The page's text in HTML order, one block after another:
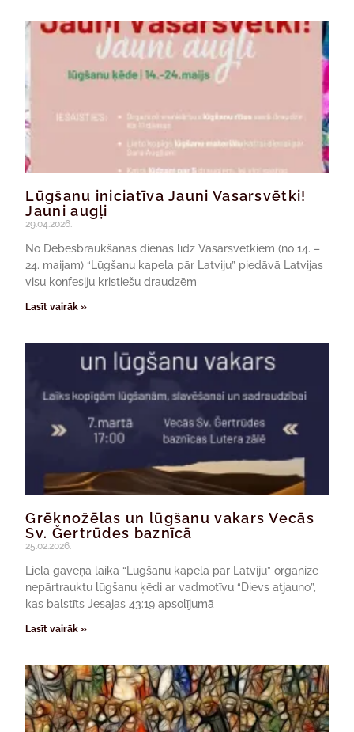
Lūgšanu iniciatīva Jauni Vasarsvētki!
Jauni augļi
29.04.2026.
No Debesbraukšanas dienas līdz Vasarsvētkiem (no 14. –
24. maijam) “Lūgšanu kapela pār Latviju” piedāvā Latvijas
visu konfesiju kristiešu draudzēm
Lasīt vairāk »
Grēknožēlas un lūgšanu vakars Vecās
Sv. Ğertrūdes baznīcā
25.02.2026.
Lielā gavēņa laikā “Lūgšanu kapela pār Latviju” organizē
nepārtrauktu lūgšanu ķēdi ar vadmotīvu “Dievs atjauno”,
kas balstīts Jesajas 43:19 apsolījumā
Lasīt vairāk »